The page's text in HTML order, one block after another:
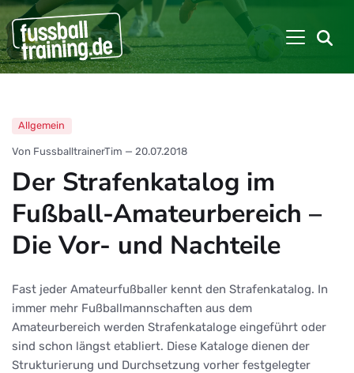
Allgemein
Von FussballtrainerTim — 20.07.2018
Der Strafenkatalog im
Fußball-Amateurbereich –
Die Vor- und Nachteile
Fast jeder Amateurfußballer kennt den Strafenkatalog. In
immer mehr Fußballmannschaften aus dem
Amateurbereich werden Strafenkataloge eingeführt oder
sind schon längst etabliert. Diese Kataloge dienen der
Strukturierung und Durchsetzung vorher festgelegter